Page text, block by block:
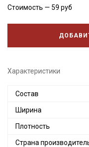
Стоимость — 59 руб
Характеристики
Состав
Ширина
Плотность
Страна